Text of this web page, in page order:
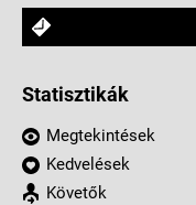
Statisztikák
Megtekintések
Kedvelések
Követők